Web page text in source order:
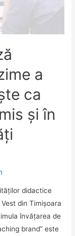
a
ca
și în
didactice
din Timișoara
învățarea de
brand” este